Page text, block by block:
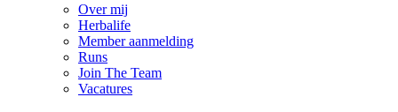
Over mij
Herbalife
Member aanmelding
Runs
Join The Team
Vacatures